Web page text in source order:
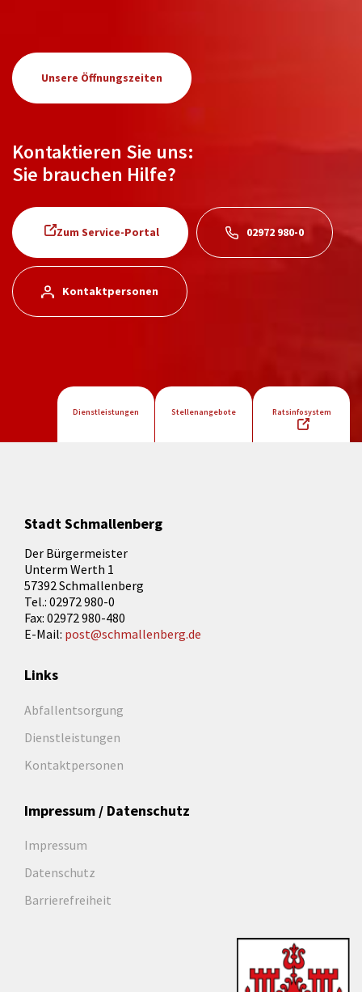
Unsere Öffnungszeiten
Kontaktieren Sie uns:
Sie brauchen Hilfe?
Zum Service-Portal 02972 980-0
Kontaktpersonen
Dienstleistungen Stellenangebote Ratsinfosystem
Stadt Schmallenberg
Der Bürgermeister
Unterm Werth 1
57392 Schmallenberg
Tel.: 02972 980-0
Fax: 02972 980-480
E-Mail: post@schmallenberg.de
Links
Abfallentsorgung
Dienstleistungen
Kontaktpersonen
Impressum / Datenschutz
Impressum
Datenschutz
Barrierefreiheit